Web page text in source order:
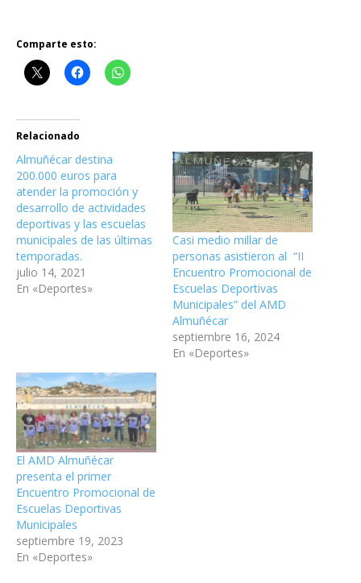
Comparte esto:
Relacionado
Almuñécar destina
200.000 euros para
atender la promoción y
desarrollo de actividades
deportivas y las escuelas
municipales de las últimas
temporadas.
julio 14, 2021
En «Deportes»
Casi medio millar de
personas asistieron al “II
Encuentro Promocional de
Escuelas Deportivas
Municipales” del AMD
Almuñécar
septiembre 16, 2024
En «Deportes»
El AMD Almuñécar
presenta el primer
Encuentro Promocional de
Escuelas Deportivas
Municipales
septiembre 19, 2023
En «Deportes»